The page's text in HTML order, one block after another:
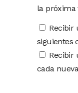
la próxima
Recibir
siguientes
Recibir
cada